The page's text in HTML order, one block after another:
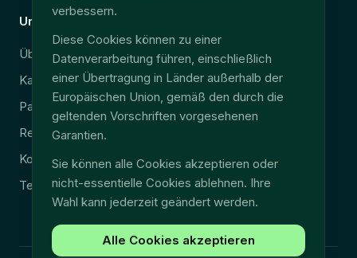
Unternehmen
Über uns
Karriere
Partner
Ressourcen
Kontakt
Technischer Support
Sicherheit & DSGVO
Impressum
Datenschutz
verbessern.
Diese Cookies können zu einer
Datenverarbeitung führen, einschließlich
einer Übertragung in Länder außerhalb der
Europäischen Union, gemäß den durch die
geltenden Vorschriften vorgesehenen
Garantien.
Sie können alle Cookies akzeptieren oder
nicht-essentielle Cookies ablehnen. Ihre
Wahl kann jederzeit geändert werden.
Alle Cookies akzeptieren